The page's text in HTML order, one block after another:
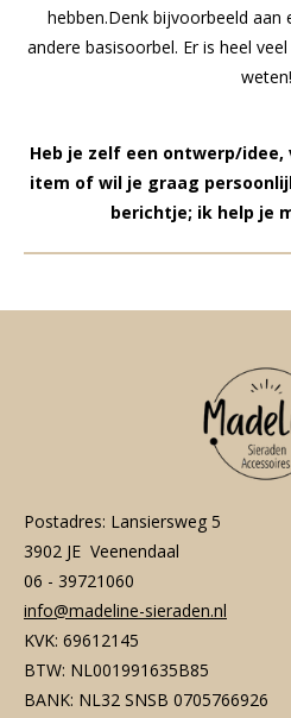
hebben.Denk bijvoorbeeld aan
andere basisoorbel. Er is heel
weten!
Heb je zelf een ontwerp/
item of wil je graag
berichtje; ik help je
Postadres: Lansiersweg 5
3902 JE Veenendaal
06 - 39721060
info@madeline-sieraden.nl
KVK: 69612145
BTW: NL001991635B85
BANK: NL32 SNSB 0705766926